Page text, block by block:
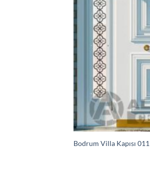
Bodrum Villa Kapısı 011